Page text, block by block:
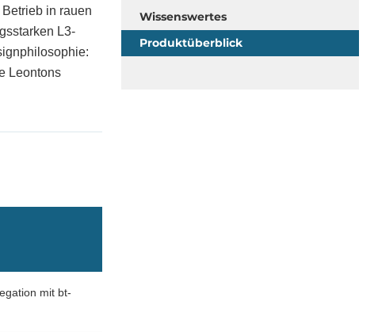
in rauen
L3-
Leontons
mit bt-
Wissenswertes
Produktüberblick